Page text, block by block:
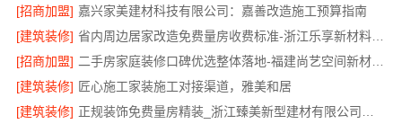
[招商加盟] 嘉兴家美建材科技有限公司：嘉善改造施工预算指南
[建筑装修]
省内周边居家改造免费量房收费标准-浙江乐享新材料有限公司
[招商加盟]
二手房家庭装修口碑优选整体落地-福建尚艺空间新材料科技有限公司
[建筑装修] 匠心施工家装施工对接渠道，雅美和居
[建筑装修]